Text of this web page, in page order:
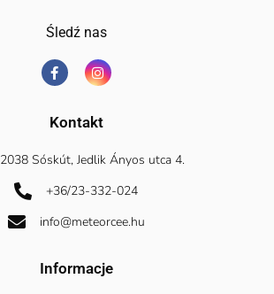
Śledź nas
Kontakt
2038 Sóskút, Jedlik Ányos utca 4.
+36/23-332-024
info@meteorcee.hu
Informacje